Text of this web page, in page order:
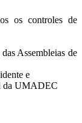
os controles de
Assembleias de
e
da UMADEC